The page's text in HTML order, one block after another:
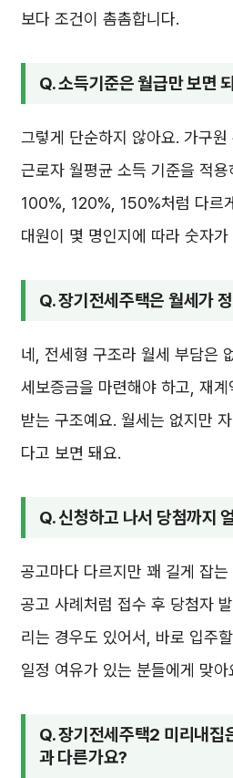
보다 조건이 촘촘합니다.
Q. 소득기준은 월급만 보면
그렇게 단순하지 않아요. 가구원
근로자 월평균 소득 기준을 적
100%, 120%, 150%처럼 다르
대원이 몇 명인지에 따라 숫자가
Q. 장기전세주택은 월세가
네, 전세형 구조라 월세 부담은
세보증금을 마련해야 하고, 재
받는 구조예요. 월세는 없지만
다고 보면 돼요.
Q. 신청하고 나서 당첨까지
공고마다 다르지만 꽤 길게 잡
공고 사례처럼 접수 후 당첨자
리는 경우도 있어서, 바로 입주
일정 여유가 있는 분들에게 맞아
Q. 장기전세주택2 미리내집
과 다른가요?